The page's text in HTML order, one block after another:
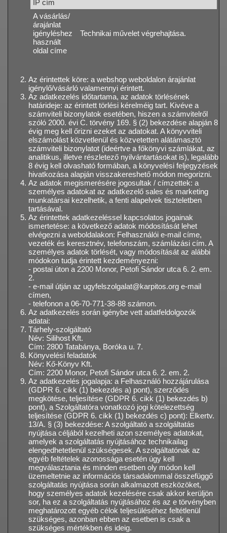
IP cím
A vásárlás/
árajánlat
igényléshez
használt
oldal címe
Technikai művelet végrehajtása.
Az érintettek köre: a webshop weboldalon árajánlat
igénylő/vásárló valamennyi érintett.
Az adatkezelés időtartama, az adatok törlésének
határideje: az érintett törlési kérelméig tart. Kivéve a
számviteli bizonylatok esetében, hiszen a számvitelről
szóló 2000. évi C. törvény 169. § (2) bekezdése alapján 8
évig meg kell őrizni ezeket az adatokat. A könyvviteli
elszámolást közvetlenül és közvetetten alátámasztó
számviteli bizonylatot (ideértve a főkönyvi számlákat, az
analitikus, illetve részletező nyilvántartásokat is), legalább
8 évig kell olvasható formában, a könyvelési feljegyzések
hivatkozása alapján visszakereshető módon megorizni.
Az adatok megismerésére jogosultak / címzettek: a
személyes adatokat az adatkezelő sales és marketing
munkatársai kezelhetik, a fenti alapelvek tiszteletben
tartásával.
Az érintettek adatkezeléssel kapcsolatos jogainak
ismertetése: a következő adatok módosítását lehet
elvégezni a weboldalakon: Felhasználói e-mail címe,
vezeték és keresztnév, telefonszám, számlázási cím. A
személyes adatok törlését, vagy módosítását az alábbi
módokon tudja érintett kezdeményezni:
- postai úton a 2200 Monor, Petofi Sándor utca 6. 2. em.
2.
- e-mail útján az ugyfelszolgalat@karpitos.org e-mail
címen,
- telefonon a 06-70-771-38-88 számon.
Az adatkezelés során igénybe vett adatfeldolgozók
adatai:
Tárhely-szolgáltató
Név: Silihost Kft.
Cím: 2800 Tatabánya, Boróka u. 7.
Könyvelési feladatok
Név: Kő-Könyv Kft.
Cím: 2200 Monor, Petofi Sándor utca 6. 2. em. 2.
Az adatkezelés jogalapja: a Felhasználó hozzájárulása
(GDPR 6. cikk (1) bekezdés a) pont), szerződés
megkötése, teljesítése (GDPR 6. cikk (1) bekezdés b)
pont), a Szolgáltatóra vonatkozó jogi kötelezettség
teljesítése (GDPR 6. cikk (1) bekezdés c) pont): Elkertv.
13/A. § (3) bekezdése: A szolgáltató a szolgáltatás
nyújtása céljából kezelheti azon személyes adatokat,
amelyek a szolgáltatás nyújtásához technikailag
elengedhetetlenül szükségesek. A szolgáltatónak az
egyéb feltételek azonossága esetén úgy kell
megválasztania és minden esetben oly módon kell
üzemeltetnie az információs társadalommal összefüggő
szolgáltatás nyújtása során alkalmazott eszközöket,
hogy személyes adatok kezelésére csak akkor kerüljön
sor, ha ez a szolgáltatás nyújtásához és az e törvényben
meghatározott egyéb célok teljesüléséhez feltétlenül
szükséges, azonban ebben az esetben is csak a
szükséges mértékben és ideig.